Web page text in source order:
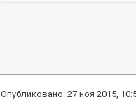
Опубликовано:27 ноя 2015,